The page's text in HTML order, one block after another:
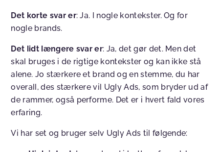
Det korte svar er: Ja. I nogle kontekster. Og for
nogle brands.
Det lidt længere svar er: Ja, det gør det. Men det
skal bruges i de rigtige kontekster og kan ikke stå
alene. Jo stærkere et brand og en stemme, du har
overall, des stærkere vil Ugly Ads, som bryder ud af
de rammer, også performe. Det er i hvert fald vores
erfaring.
Vi har set og bruger selv Ugly Ads til følgende: